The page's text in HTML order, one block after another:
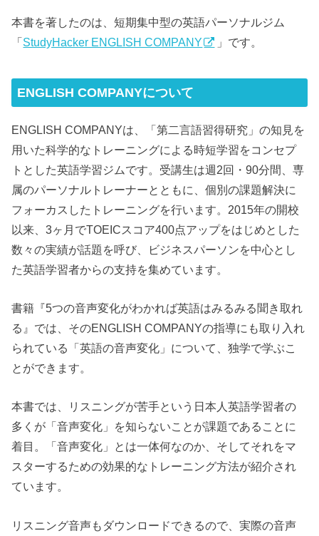
本書を著したのは、短期集中型の英語パーソナルジム
「StudyHacker ENGLISH COMPANY 」です。
ENGLISH COMPANYについて
ENGLISH COMPANYは、「第二言語習得研究」の知見を
用いた科学的なトレーニングによる時短学習をコンセプ
トとした英語学習ジムです。受講生は週2回・90分間、専
属のパーソナルトレーナーとともに、個別の課題解決に
フォーカスしたトレーニングを行います。2015年の開校
以来、3ヶ月でTOEICスコア400点アップをはじめとした
数々の実績が話題を呼び、ビジネスパーソンを中心とし
た英語学習者からの支持を集めています。
書籍『5つの音声変化がわかれば英語はみるみる聞き取れ
る』では、そのENGLISH COMPANYの指導にも取り入れ
られている「英語の音声変化」について、独学で学ぶこ
とができます。
本書では、リスニングが苦手という日本人英語学習者の
多くが「音声変化」を知らないことが課題であることに
着目。「音声変化」とは一体何なのか、そしてそれをマ
スターするための効果的なトレーニング方法が紹介され
ています。
リスニング音声もダウンロードできるので、実際の音声